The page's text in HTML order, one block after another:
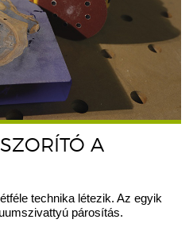
A
technika létezik. Az egyik
párosítás.